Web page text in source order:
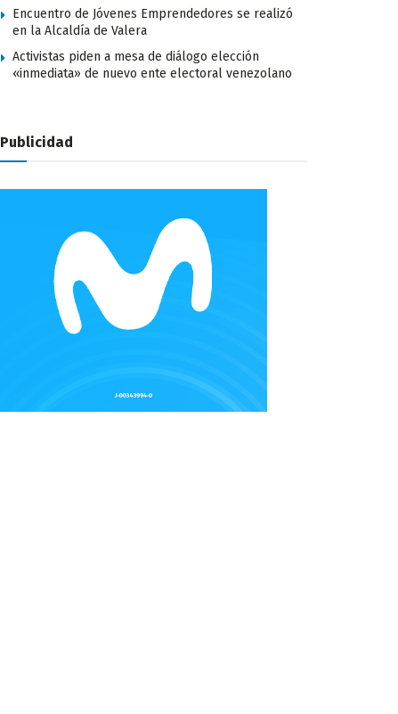
Encuentro de Jóvenes Emprendedores se realizó
en la Alcaldía de Valera
Activistas piden a mesa de diálogo elección
«inmediata» de nuevo ente electoral venezolano
Publicidad